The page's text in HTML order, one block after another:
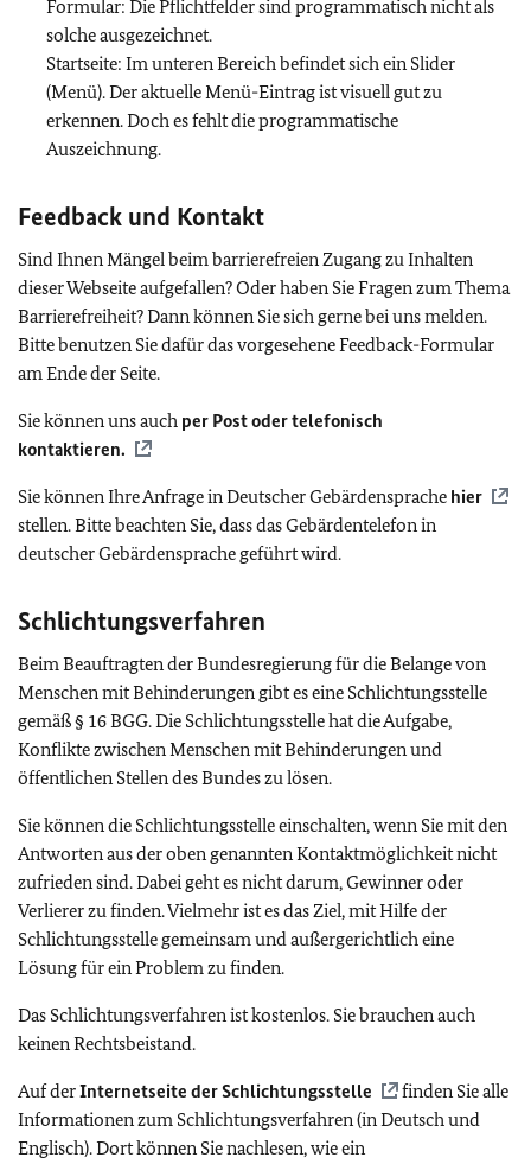
Formular: Die Pflichtfelder sind programmatisch nicht als
solche ausgezeichnet.
Startseite: Im unteren Bereich befindet sich ein Slider
(Menü). Der aktuelle Menü-Eintrag ist visuell gut zu
erkennen. Doch es fehlt die programmatische
Auszeichnung.
Feedback und Kontakt
Sind Ihnen Mängel beim barrierefreien Zugang zu Inhalten
dieser Webseite aufgefallen? Oder haben Sie Fragen zum Thema
Barrierefreiheit? Dann können Sie sich gerne bei uns melden.
Bitte benutzen Sie dafür das vorgesehene Feedback-Formular
am Ende der Seite.
Sie können uns auch per Post oder telefonisch
kontaktieren.
Sie können Ihre Anfrage in Deutscher Gebärdensprache hier
stellen. Bitte beachten Sie, dass das Gebärdentelefon in
deutscher Gebärdensprache geführt wird.
Schlichtungsverfahren
Beim Beauftragten der Bundesregierung für die Belange von
Menschen mit Behinderungen gibt es eine Schlichtungsstelle
gemäß § 16 BGG. Die Schlichtungsstelle hat die Aufgabe,
Konflikte zwischen Menschen mit Behinderungen und
öffentlichen Stellen des Bundes zu lösen.
Sie können die Schlichtungsstelle einschalten, wenn Sie mit den
Antworten aus der oben genannten Kontaktmöglichkeit nicht
zufrieden sind. Dabei geht es nicht darum, Gewinner oder
Verlierer zu finden. Vielmehr ist es das Ziel, mit Hilfe der
Schlichtungsstelle gemeinsam und außergerichtlich eine
Lösung für ein Problem zu finden.
Das Schlichtungsverfahren ist kostenlos. Sie brauchen auch
keinen Rechtsbeistand.
Auf derInternetseite der Schlichtungsstelle
finden Sie alle
Informationen zum Schlichtungsverfahren (in Deutsch und
Englisch). Dort können Sie nachlesen, wie ein